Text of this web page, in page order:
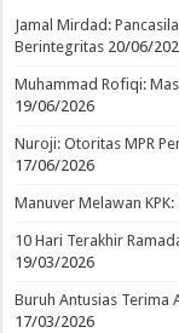
Jamal Mirdad:
Berintegritas 20/06/
Muhammad Rofiqi:
19/06/2026
Nuroji: Otoritas MPR
17/06/2026
Manuver Melawan
10 Hari Terakhir
19/03/2026
Buruh Antusias Terima
17/03/2026